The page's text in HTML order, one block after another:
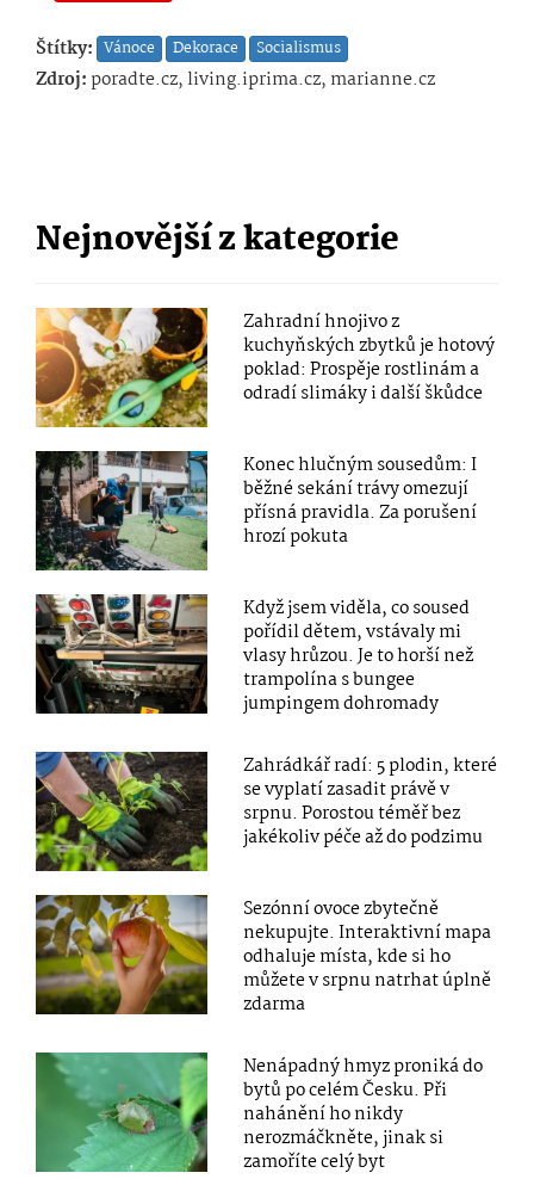
Štítky: Vánoce Dekorace Socialismus
Zdroj: poradte.cz, living.iprima.cz, marianne.cz
Nejnovější z kategorie
Zahradní hnojivo z
kuchyňských zbytků je hotový
poklad: Prospěje rostlinám a
odradí slimáky i další škůdce
Konec hlučným sousedům: I
běžné sekání trávy omezují
přísná pravidla. Za porušení
hrozí pokuta
Když jsem viděla, co soused
pořídil dětem, vstávaly mi
vlasy hrůzou. Je to horší než
trampolína s bungee
jumpingem dohromady
Zahrádkář radí: 5 plodin, které
se vyplatí zasadit právě v
srpnu. Porostou téměř bez
jakékoliv péče až do podzimu
Sezónní ovoce zbytečně
nekupujte. Interaktivní mapa
odhaluje místa, kde si ho
můžete v srpnu natrhat úplně
zdarma
Nenápadný hmyz proniká do
bytů po celém Česku. Při
nahánění ho nikdy
nerozmáčkněte, jinak si
zamoříte celý byt